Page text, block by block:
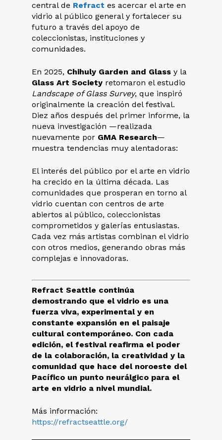
central de Refract es acercar el arte en
vidrio al público general y fortalecer su
futuro a través del apoyo de
coleccionistas, instituciones y
comunidades.
En 2025, Chihuly Garden and Glass y la
Glass Art Society retomaron el estudio
Landscape of Glass Survey, que inspiró
originalmente la creación del festival.
Diez años después del primer informe, la
nueva investigación —realizada
nuevamente por GMA Research—
muestra tendencias muy alentadoras:
El interés del público por el arte en vidrio
ha crecido en la última década. Las
comunidades que prosperan en torno al
vidrio cuentan con centros de arte
abiertos al público, coleccionistas
comprometidos y galerías entusiastas.
Cada vez más artistas combinan el vidrio
con otros medios, generando obras más
complejas e innovadoras.
Refract Seattle continúa
demostrando que el vidrio es una
fuerza viva, experimental y en
constante expansión en el paisaje
cultural contemporáneo. Con cada
edición, el festival reafirma el poder
de la colaboración, la creatividad y la
comunidad que hace del noroeste del
Pacífico un punto neurálgico para el
arte en vidrio a nivel mundial.
Más información:
https://refractseattle.org/